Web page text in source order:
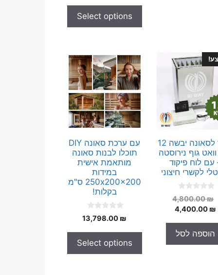
o
5
Select options
תנור לסאונה יבשה 12
וואט גוף נירוסטה
עם לוח פיקוד
לקשרי חיצוני
0
o
u
o
f
5
4,800.00₪
המחיר
4,400.00 ₪
המחיר
הוספה לסל
עם ערכת סאונה DIY
תוכלו לבנות סאונה
מותאמת אישית
במידות
250x200x200 ס"מ
בקלות!
0
o
o
5
13,798.00 ₪
Select options